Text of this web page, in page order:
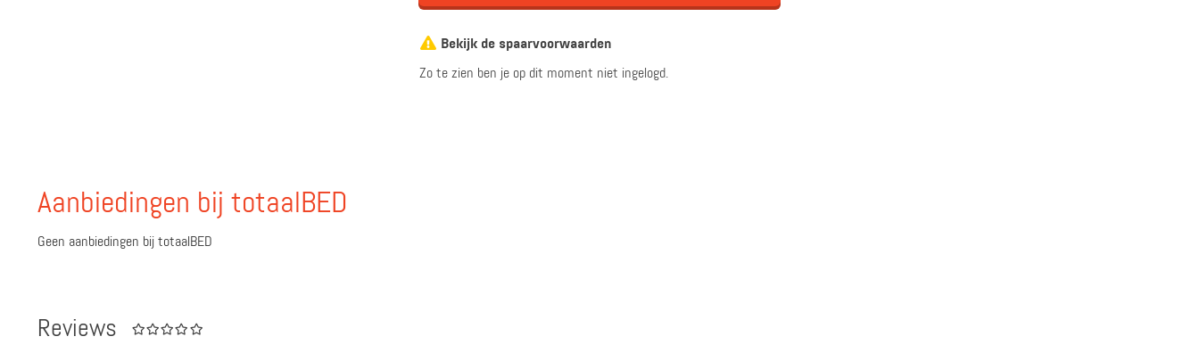
Bekijk de spaarvoorwaarden
Zo te zien ben je op dit moment niet ingelogd.
Aanbiedingen bij totaalBED
Geen aanbiedingen bij totaalBED
Reviews